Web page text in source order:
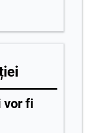
vor fi